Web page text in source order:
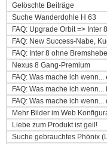
Gelöschte Beiträge
Suche Wanderdohle H 63
FAQ: Upgrade Orbit => Inter
FAQ: New Success-Nabe,
FAQ: Inter 8 ohne Bremshebel
Nexus 8 Gang-Premium
FAQ: Was mache ich
FAQ: Was mache ich
FAQ: Was mache ich
Mehr Bilder im Web
Liebe zum Produkt ist geil!
Suche gebrauchtes Phönix